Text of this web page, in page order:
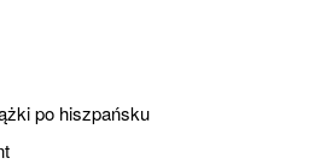
po hiszpańsku